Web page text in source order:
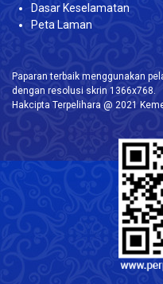
Dasar Keselamatan
Peta Laman
Paparan terbaik menggunakan
dengan resolusi skrin 1366x768.
Hakcipta Terpelihara @ 2021